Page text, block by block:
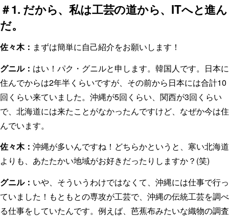
＃1. だから、私は工芸の道から、ITへと進ん
だ。
佐々木： まずは簡単に自己紹介をお願いします！
グニル： はい！パク・グニルと申します。韓国人です。日本に
住んでからは2年半くらいですが、その前から日本には合計10
回くらい来ていました。沖縄が5回くらい、関西が3回くらい
で、北海道には来たことがなかったんですけど、なぜか今は住
んでいます。
佐々木： 沖縄が多いんですね！どちらかというと、寒い北海道
よりも、あたたかい地域がお好きだったりしますか？(笑)
グニル： いや、そういうわけではなくて、沖縄には仕事で行っ
ていました！もともとの専攻が工芸で、沖縄の伝統工芸を調べ
る仕事をしていたんです。例えば、芭蕉布みたいな織物の調査